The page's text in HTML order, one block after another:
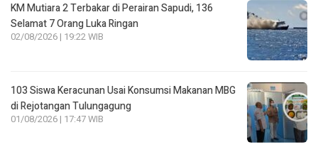
KM Mutiara 2 Terbakar di Perairan Sapudi, 136
Selamat 7 Orang Luka Ringan
02/08/2026 | 19:22 WIB
103 Siswa Keracunan Usai Konsumsi Makanan MBG
di Rejotangan Tulungagung
01/08/2026 | 17:47 WIB